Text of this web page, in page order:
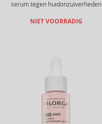
serum tegen huidonzuiverheden
NIET VOORRADIG